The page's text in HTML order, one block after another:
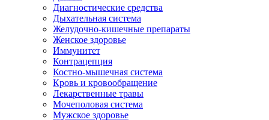
Диагностические средства
Дыхательная система
Желудочно-кишечные препараты
Женское здоровье
Иммунитет
Контрацепция
Костно-мышечная система
Кровь и кровообращение
Лекарственные травы
Мочеполовая система
Мужское здоровье